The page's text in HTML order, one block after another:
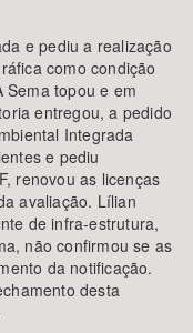
e pediu a realização
como condição
Sema topou e em
entregou, a pedido
Integrada
e pediu
renovou as licenças
avaliação. Lílian
de infra-estrutura,
não confirmou se as
da notificação.
desta